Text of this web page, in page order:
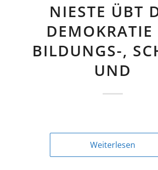
NIESTE ÜBT
DEMOKRATIE
BILDUNGS-,
UND
Weiterlesen